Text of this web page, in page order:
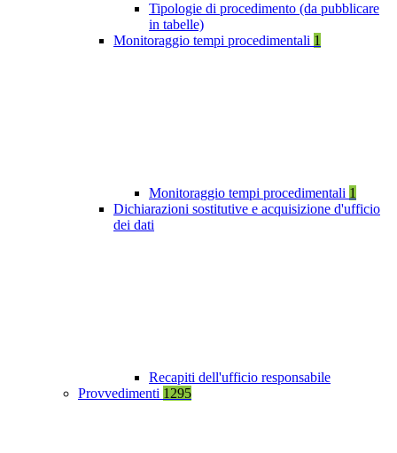
Tipologie di procedimento (da pubblicare
in tabelle)
Monitoraggio tempi procedimentali 1
Monitoraggio tempi procedimentali 1
Dichiarazioni sostitutive e acquisizione d'ufficio
dei dati
Recapiti dell'ufficio responsabile
Provvedimenti 1295